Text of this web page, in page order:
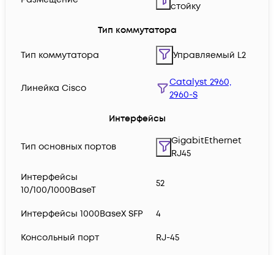
стойку
Тип коммутатора
Тип коммутатора Управляемый L2
Линейка Cisco
Catalyst 2960,
2960-S
Интерфейсы
Тип основных портов
GigabitEthernet
RJ45
Интерфейсы
10/100/1000BaseT
52
Интерфейсы 1000BaseX SFP 4
Консольный порт RJ-45